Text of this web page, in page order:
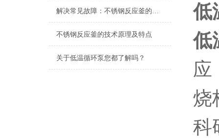
解决常见故障：不锈钢反应釜的故障排除和维护
不锈钢反应釜的技术原理及特点
关于低温循环泵您都了解吗？
低
低
应
烧
科